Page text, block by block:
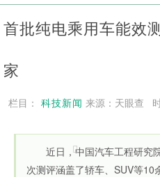
首批纯电乘用车能效
家
栏目： 科技新闻 来源：天眼查
近日，中国汽车工程研究
次测评涵盖了轿车、SUV等